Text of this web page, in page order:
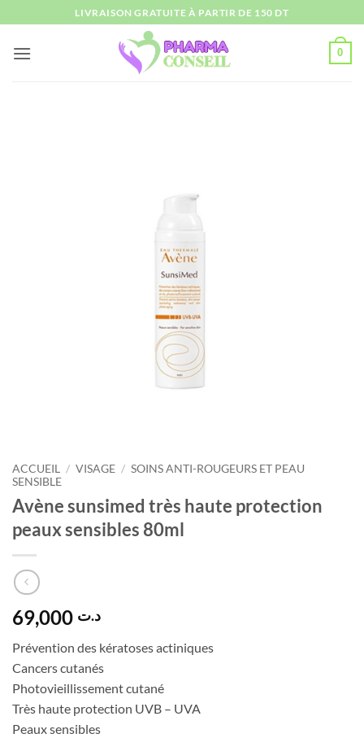
au
contenu
LIVRAISON GRATUITE À PARTIR DE 150 DT
0
ACCUEIL / VISAGE / SOINS ANTI-ROUGEURS ET PEAU
SENSIBLE
Avène sunsimed très haute protection
peaux sensibles 80ml
د.ت
Prévention des kératoses actiniques
Cancers cutanés
Photovieillissement cutané
Très haute protection UVB – UVA
Peaux sensibles